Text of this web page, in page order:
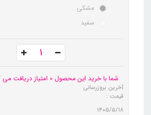
مشکی
سفید
شما با خرید این محصول 0 امتیاز دریافت می کنید
آخرین بروزرسانی
قیمت :
۱۴۰۵/۵/۱۸